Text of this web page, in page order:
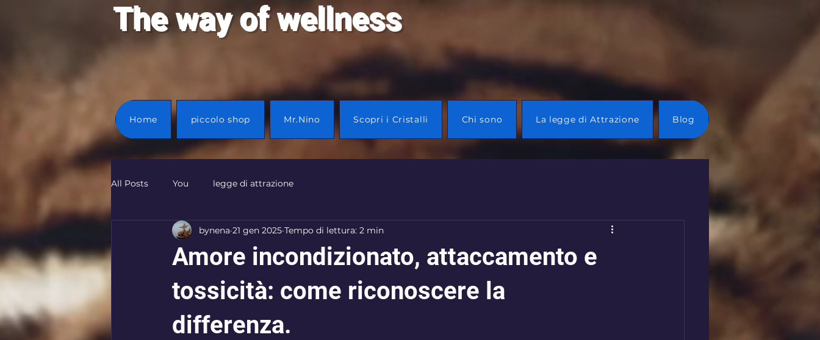
The way of wellness
Home piccolo shop Mr.Nino Scopri i Cristalli Chi sono La legge di Attrazione Blog
All Posts You legge di attrazione
Amore incondizionato, attaccamento e
tossicità: come riconoscere la
differenza.
bynena 21 gen 2025 Tempo di lettura: 2 min